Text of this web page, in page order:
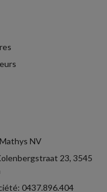
NV
23, 3545
0437.896.404